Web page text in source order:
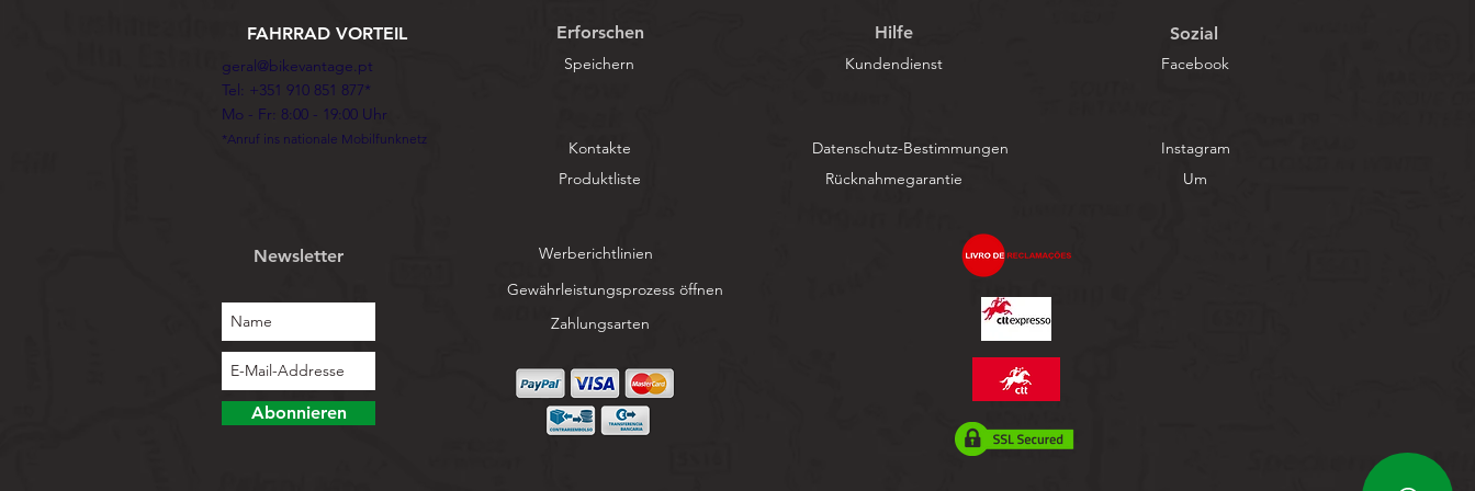
FAHRRAD VORTEIL
geral@bikevantage.pt
Tel: +351 910 851 877*
Mo - Fr: 8:00 - 19:00 Uhr
*Anruf ins nationale Mobilfunknetz
Erforschen
Speichern
Kontakte
Produktliste
Newsletter
Abonnieren
Werberichtlinien
Gewährleistungsprozess öffnen
Zahlungsarten
Hilfe
Kundendienst
Datenschutz-Bestimmungen
Rücknahmegarantie
Sozial
Facebook
Instagram
Um